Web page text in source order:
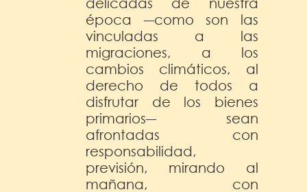
época ―como son las
vinculadas a las
migraciones, a los
cambios climáticos, al
derecho de todos a
disfrutar de los bienes
primarios― sean
afrontadas con
responsabilidad,
previsión, mirando al
mañana, con